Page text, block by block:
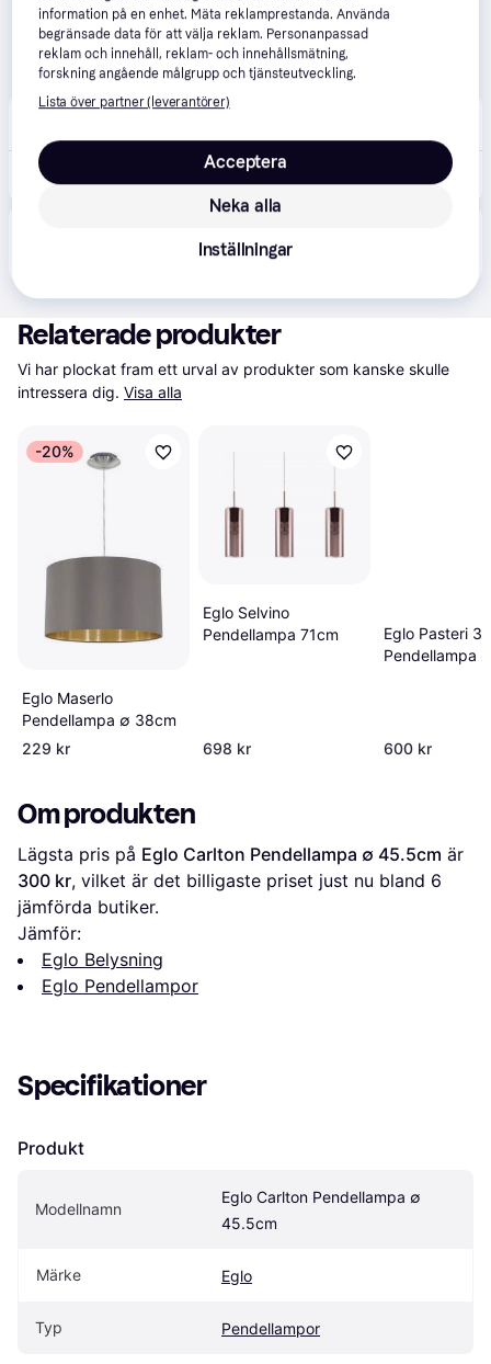
Ljustema
Carlton Taklampa 46cm Koppar 359 kr
samarbeta med PriceRunner.
Relaterade produkter
Vi har plockat fram ett urval av produkter som kanske skulle
intressera dig. Visa alla
-20%
Eglo Maserlo
Pendellampa ∅ 38cm
229 kr
Eglo Selvino
Pendellampa 71cm
698 kr
Eglo Pasteri
Pendellampa
600 kr
Om produkten
Lägsta pris på Eglo Carlton Pendellampa ∅ 45.5cm
300 kr, vilket är det billigaste priset just nu bland 6
jämförda butiker.
Jämför:
Eglo Belysning
Eglo Pendellampor
Specifikationer
Produkt
Modellnamn
Eglo Carlton Pendellampa ∅
45.5cm
Märke Eglo
Typ Pendellampor
information på en enhet. Mäta reklamprestanda. Använda
begränsade data för att välja reklam. Personanpassad
reklam och innehåll, reklam- och innehållsmätning,
forskning angående målgrupp och tjänsteutveckling.
Lista över partner (leverantörer)
Neka alla
Acceptera
Inställningar